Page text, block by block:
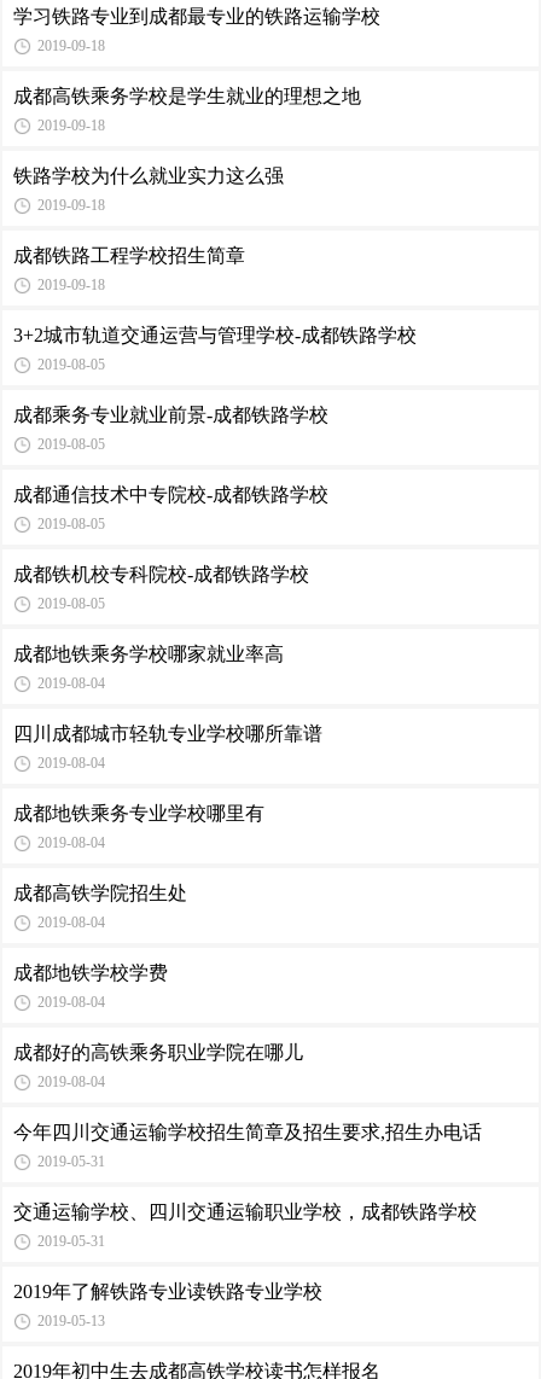
学习铁路专业到成都最专业的铁路运输学校
2019-09-18
成都高铁乘务学校是学生就业的理想之地
2019-09-18
铁路学校为什么就业实力这么强
2019-09-18
成都铁路工程学校招生简章
2019-09-18
3+2城市轨道交通运营与管理学校-成都铁路学校
2019-08-05
成都乘务专业就业前景-成都铁路学校
2019-08-05
成都通信技术中专院校-成都铁路学校
2019-08-05
成都铁机校专科院校-成都铁路学校
2019-08-05
成都地铁乘务学校哪家就业率高
2019-08-04
四川成都城市轻轨专业学校哪所靠谱
2019-08-04
成都地铁乘务专业学校哪里有
2019-08-04
成都高铁学院招生处
2019-08-04
成都地铁学校学费
2019-08-04
成都好的高铁乘务职业学院在哪儿
2019-08-04
今年四川交通运输学校招生简章及招生要求,招生办电话
2019-05-31
交通运输学校、四川交通运输职业学校，成都铁路学校
2019-05-31
2019年了解铁路专业读铁路专业学校
2019-05-13
2019年初中生去成都高铁学校读书怎样报名